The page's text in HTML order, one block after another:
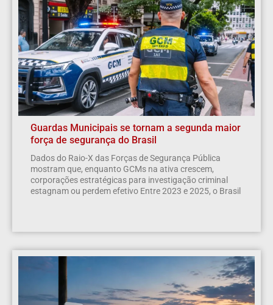
Guardas Municipais se tornam a segunda maior
força de segurança do Brasil
Dados do Raio-X das Forças de Segurança Pública
mostram que, enquanto GCMs na ativa crescem,
corporações estratégicas para investigação criminal
estagnam ou perdem efetivo Entre 2023 e 2025, o Brasil